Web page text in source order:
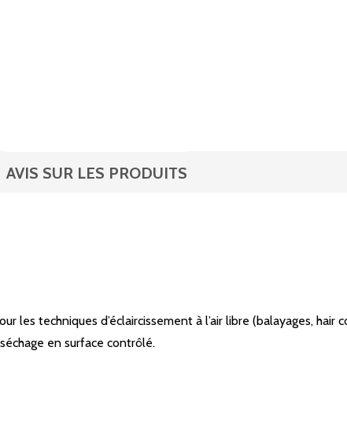
AVIS SUR LES PRODUITS
techniques d’éclaircissement à l’air libre (balayages, hair
en surface contrôlé.